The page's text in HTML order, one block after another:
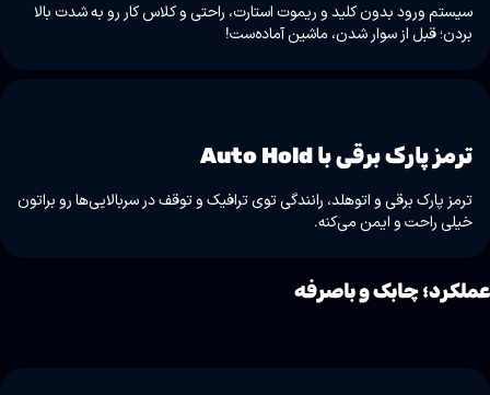
سیستم ورود بدون کلید و ریموت استارت، راحتی و کلاس کار رو به شدت بالا
بردن؛ قبل از سوار شدن، ماشین آماده‌ست!
ترمز پارک برقی با Auto Hold
ترمز پارک برقی و اتوهلد، رانندگی توی ترافیک و توقف در سربالایی‌ها رو براتون
خیلی راحت و ایمن می‌کنه.
چابک و باصرفه